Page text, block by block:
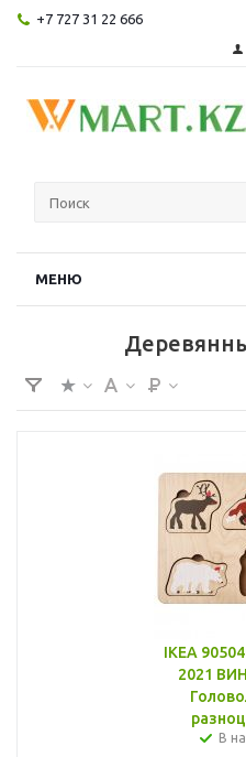
+7 727 31 22 666
МЕНЮ
IKEA
2021
В